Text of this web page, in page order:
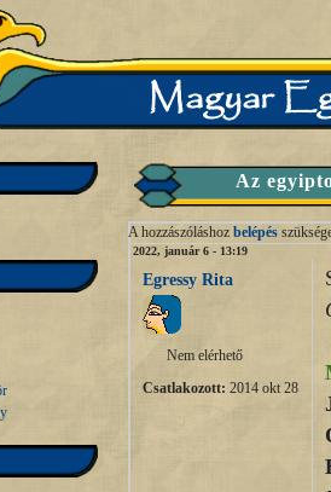
Az
A hozzászóláshoz belépés
2022, január 6 - 13:19
Egressy Rita
Nem elérhető
Csatlakozott: 2014 okt 28